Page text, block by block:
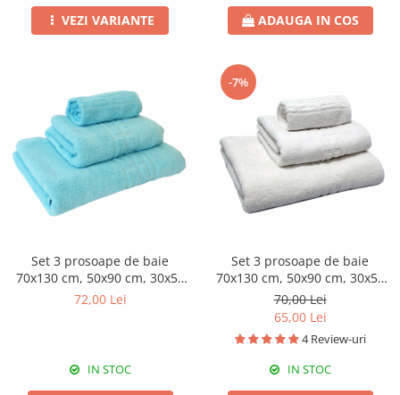
VEZI VARIANTE ADAUGA IN COS
Set 3 prosoape de baie
70x130 cm, 50x90 cm, 30x50
cm, bumbac, cyan
72,00 Lei
IN STOC
-7%
Set 3 prosoape de baie
70x130 cm, 50x90 cm, 30x50
cm, bumbac, alb
70,00 Lei
65,00 Lei
4 Review-uri
IN STOC